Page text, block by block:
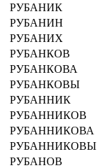
РУБАНИК
РУБАНИН
РУБАНИХ
РУБАНКОВ
РУБАНКОВА
РУБАНКОВЫ
РУБАННИК
РУБАННИКОВ
РУБАННИКОВА
РУБАННИКОВЫ
РУБАНОВ